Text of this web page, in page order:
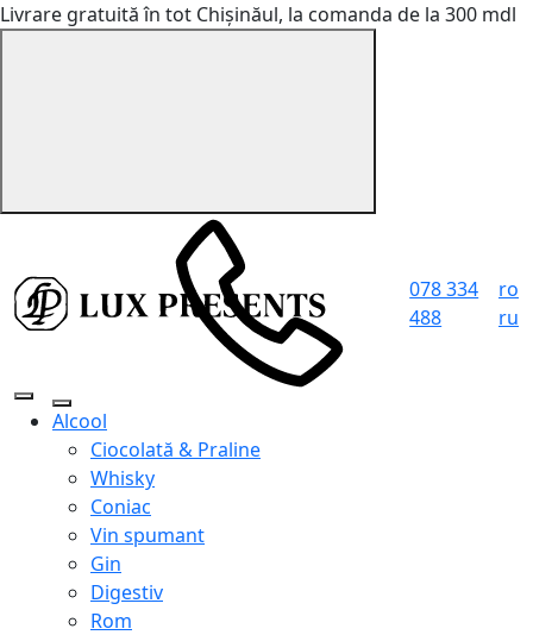
Livrare gratuită în tot Chișinăul, la comanda de la 300 mdl
078 334
488
ro
ru
Alcool
Ciocolată & Praline
Whisky
Coniac
Vin spumant
Gin
Digestiv
Rom